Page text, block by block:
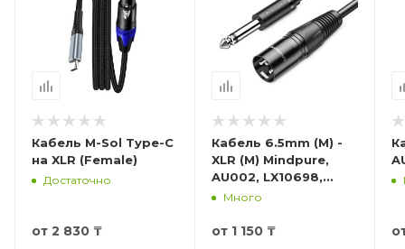
Кабель M-Sol Type-C
на XLR (Female)
Достаточно
от 2 830 ₸
Кабель 6.5mm (M) -
XLR (M) Mindpure,
AU002, LX10698,
LX10699, LX10700
Много
от 1 150 ₸